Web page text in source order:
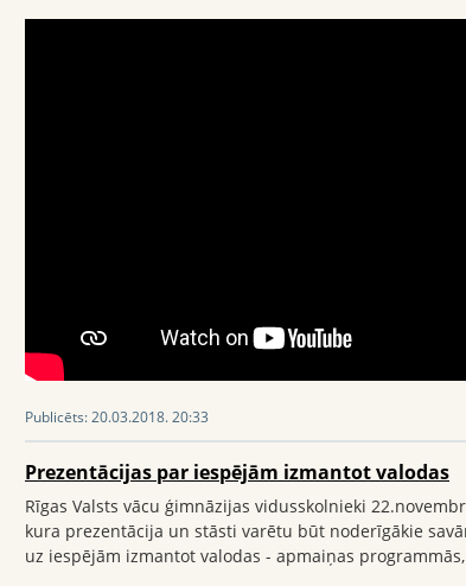
Publicēts:20.03.2018. 20:33
Prezentācijas par iespējām izmantot valodas
Rīgas Valsts vācu ģimnāzijas vidusskolnieki
kura prezentācija un stāsti varētu būt noderīgākie
uz iespējām izmantot valodas - apmaiņas